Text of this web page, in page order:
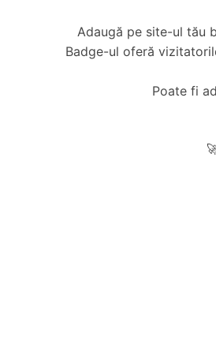
Adaugă pe site-ul tău
Badge-ul oferă
Poate fi